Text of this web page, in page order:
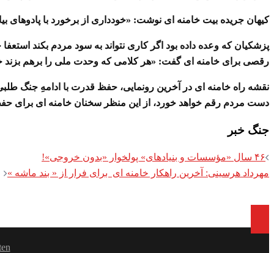
کیهان جریده بیت خامنه ای نوشت: «خودداری از برخورد با پادوهای
پزشکیان که وعده داده بود اگر کاری نتواند به سود مردم بکند
رقصی برای خامنه ای گفت: «هر کلامی که وحدت ملی را برهم بزند
نقشه راه خامنه ای در آخرین رونمایی، حفظ قدرت با ادامهِ جنگ
دست مردم رقم خواهد خورد، از این منظر سخنان خامنه ای
جنگ خبر
Post
۴۶ سال «مؤسسات و بنیادهای» پولخوار «بدون خروجی»!
مهرداد هرسینی: آخرین راهکار خامنه ای برای فرار از « بند ماشه »